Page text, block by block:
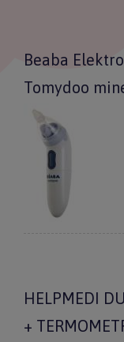
Beaba
Tomydoo
HELPMEDI
+